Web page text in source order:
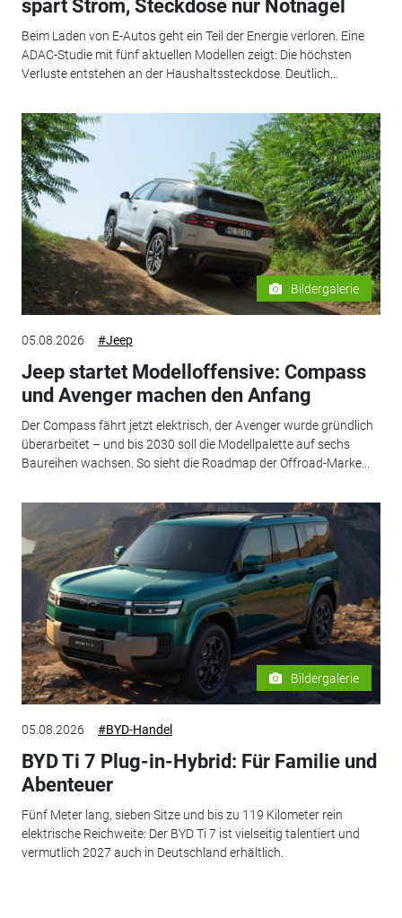
spart Strom, Steckdose nur Notnagel
Beim Laden von E-Autos geht ein Teil der Energie verloren. Eine
ADAC-Studie mit fünf aktuellen Modellen zeigt: Die höchsten
Verluste entstehen an der Haushaltssteckdose. Deutlich...
Bildergalerie
05.08.2026 #Jeep
Jeep startet Modelloffensive: Compass
und Avenger machen den Anfang
Der Compass fährt jetzt elektrisch, der Avenger wurde gründlich
überarbeitet – und bis 2030 soll die Modellpalette auf sechs
Baureihen wachsen. So sieht die Roadmap der Offroad-Marke...
Bildergalerie
05.08.2026 #BYD-Handel
BYD Ti 7 Plug-in-Hybrid: Für Familie und
Abenteuer
Fünf Meter lang, sieben Sitze und bis zu 119 Kilometer rein
elektrische Reichweite: Der BYD Ti 7 ist vielseitig talentiert und
vermutlich 2027 auch in Deutschland erhältlich.